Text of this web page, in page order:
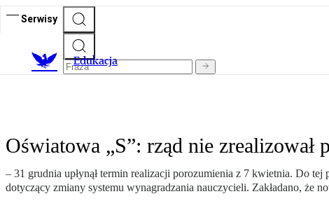
Serwisy
Edukacja
Oświatowa „S”: rząd nie zrealizował
– 31 grudnia upłynął termin realizacji porozumienia z 7 kwietnia. Do
dotyczący zmiany systemu wynagradzania nauczycieli. Zakładano, że